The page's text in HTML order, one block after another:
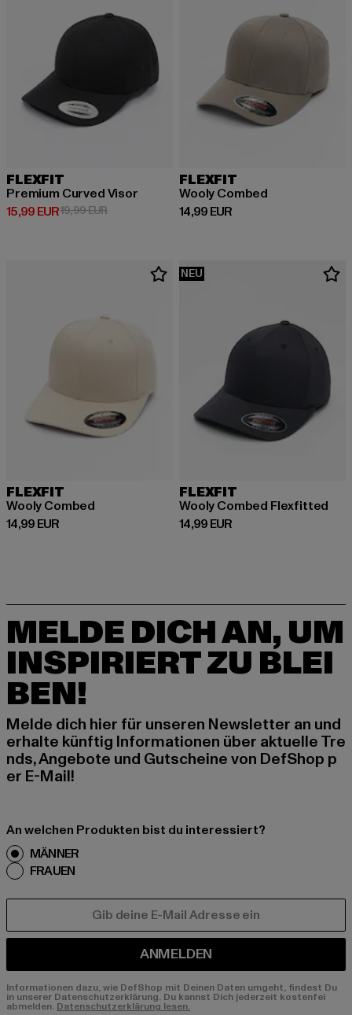
FLEXFIT
Premium Curved Visor
15,99 EUR
Derzeitiger Preis: 15,99 EUR
19,99 EURAktionspreis: 19,99 EUR
FLEXFIT
Wooly Combed
14,99 EUR
Derzeitiger Preis: 14,99 EUR
FLEXFIT
Wooly Combed
14,99 EUR
Derzeitiger Preis: 14,99 EUR
NEU
FLEXFIT
Wooly Combed Flexfitted
14,99 EUR
Derzeitiger Preis: 14,99 EUR
MELDE DICH AN, UM
INSPIRIERT ZU BLEI
BEN!
Melde dich hier für unseren Newsletter an und
erhalte künftig Informationen über aktuelle Tre
nds, Angebote und Gutscheine von DefShop p
er E-Mail!
An welchen Produkten bist du interessiert?
MÄNNER
FRAUEN
ANMELDEN
Informationen dazu, wie DefShop mit Deinen Daten umgeht, findest Du
in unserer Datenschutzerklärung. Du kannst Dich jederzeit kostenfei
abmelden. Datenschutzerklärung lesen.